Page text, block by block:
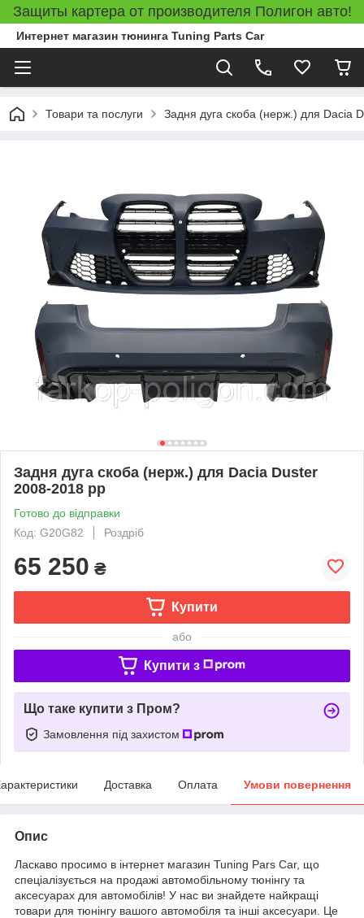
Защиты картера от производителя Полигон авто!
Интернет магазин тюнинга Tuning Parts Car
Товари та послуги Задня дуга скоба (нерж.) для Dacia
Задня дуга скоба (нерж.) для Dacia Duster
2008-2018 рр
Готово до відправки
Код: G20G82
Роздріб
65 250 ₴
Купити
або
Купити з
Що таке купити з Пром?
Замовлення під захистом
Доставка Оплата Умови повернення
Опис
Ласкаво просимо в інтернет магазин Tuning Pars Car, що
спеціалізується на продажі автомобільному тюнінгу та
аксесуарах для автомобілів! У нас ви знайдете найкращі
товари для тюнінгу вашого автомобіля та інші аксесуари. Це